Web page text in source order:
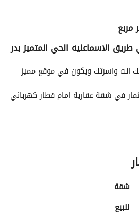
الاسماعليه الحي المتميز بدر
شقة
للبيع